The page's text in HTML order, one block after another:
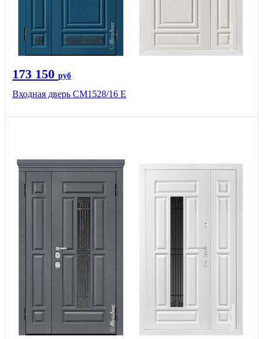
173 150 руб
Входная дверь СМ1528/16 Е